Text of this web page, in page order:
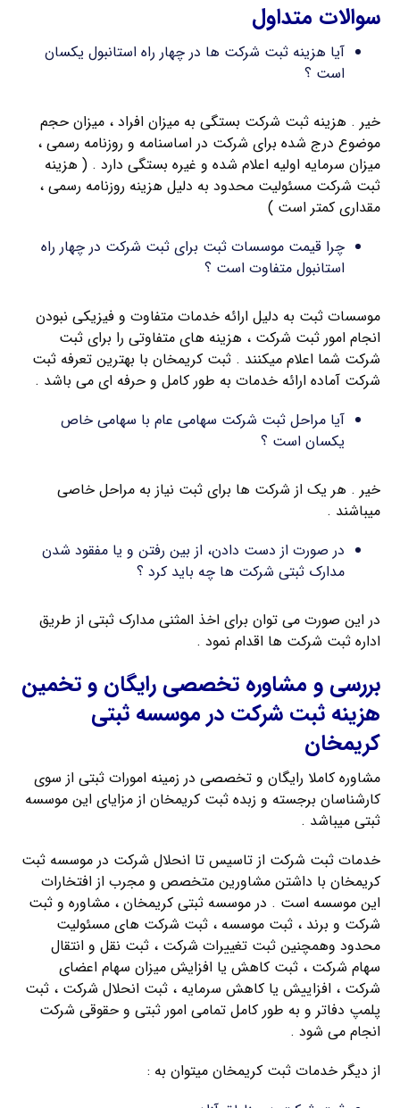
سوالات متداول
آیا هزینه ثبت شرکت ها در چهار راه استانبول یکسان
است ؟
خیر . هزینه ثبت شرکت بستگی به میزان افراد ، میزان حجم
موضوع درج شده برای شرکت در اساسنامه و روزنامه رسمی ،
میزان سرمایه اولیه اعلام شده و غیره بستگی دارد . ( هزینه
ثبت شرکت مسئولیت محدود به دلیل هزینه روزنامه رسمی ،
مقداری کمتر است )
چرا قیمت موسسات ثبت برای ثبت شرکت در چهار راه
استانبول متفاوت است ؟
موسسات ثبت به دلیل ارائه خدمات متفاوت و فیزیکی نبودن
انجام امور ثبت شرکت ، هزینه های متفاوتی را برای ثبت
شرکت شما اعلام میکنند . ثبت کریمخان با بهترین تعرفه ثبت
شرکت آماده ارائه خدمات به طور کامل و حرفه ای می باشد .
آیا مراحل ثبت شرکت سهامی عام با سهامی خاص
یکسان است ؟
خیر . هر یک از شرکت ها برای ثبت نیاز به مراحل خاصی
میباشند .
در صورت از دست دادن، از بین رفتن و یا مفقود شدن
مدارک ثبتی شرکت ها چه باید کرد ؟
در این صورت می توان برای اخذ المثنی مدارک ثبتی از طریق
اداره ثبت شرکت ها اقدام نمود .
بررسی و مشاوره تخصصی رایگان و تخمین
هزینه ثبت شرکت در موسسه ثبتی
کریمخان
مشاوره کاملا رایگان و تخصصی در زمینه امورات ثبتی از سوی
کارشناسان برجسته و زبده ثبت کریمخان از مزایای این موسسه
ثبتی میباشد .
خدمات ثبت شرکت از تاسیس تا انحلال شرکت در موسسه ثبت
کریمخان با داشتن مشاورین متخصص و مجرب از افتخارات
این موسسه است . در موسسه ثبتی کریمخان ، مشاوره و ثبت
شرکت و برند ، ثبت موسسه ، ثبت شرکت های مسئولیت
محدود وهمچنین ثبت تغییرات شرکت ، ثبت نقل و انتقال
سهام شرکت ، ثبت کاهش یا افزایش میزان سهام اعضای
شرکت ، افزاییش یا کاهش سرمایه ، ثبت انحلال شرکت ، ثبت
پلمپ دفاتر و به طور کامل تمامی امور ثبتی و حقوقی شرکت
انجام می شود .
از دیگر خدمات ثبت کریمخان میتوان به :